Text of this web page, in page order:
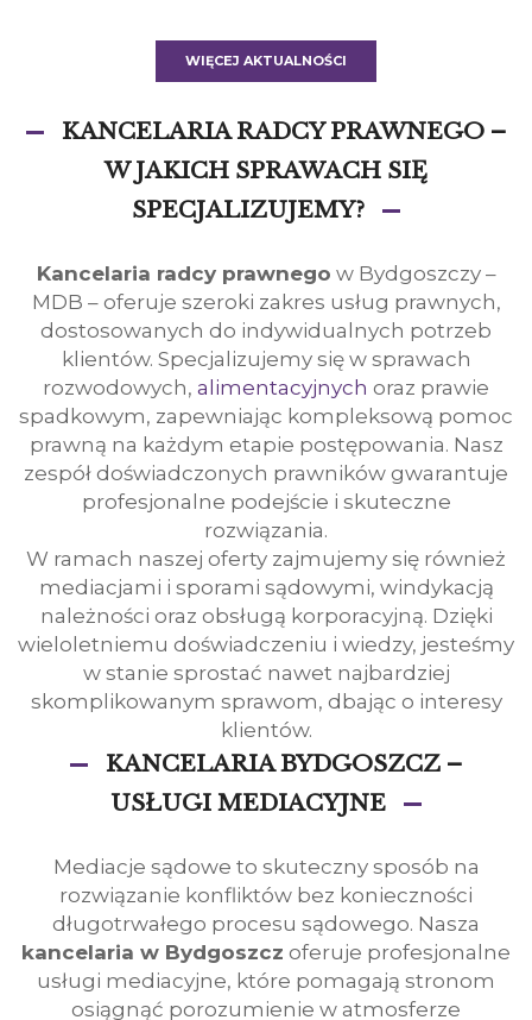
WIĘCEJ AKTUALNOŚCI
KANCELARIA RADCY PRAWNEGO –
W JAKICH SPRAWACH SIĘ
SPECJALIZUJEMY?
Kancelaria radcy prawnego w Bydgoszczy –
MDB – oferuje szeroki zakres usług prawnych,
dostosowanych do indywidualnych potrzeb
klientów. Specjalizujemy się w sprawach
rozwodowych, alimentacyjnych oraz prawie
spadkowym, zapewniając kompleksową pomoc
prawną na każdym etapie postępowania. Nasz
zespół doświadczonych prawników gwarantuje
profesjonalne podejście i skuteczne
rozwiązania.
W ramach naszej oferty zajmujemy się również
mediacjami i sporami sądowymi, windykacją
należności oraz obsługą korporacyjną. Dzięki
wieloletniemu doświadczeniu i wiedzy, jesteśmy
w stanie sprostać nawet najbardziej
skomplikowanym sprawom, dbając o interesy
klientów.
KANCELARIA BYDGOSZCZ –
USŁUGI MEDIACYJNE
Mediacje sądowe to skuteczny sposób na
rozwiązanie konfliktów bez konieczności
długotrwałego procesu sądowego. Nasza
kancelaria w Bydgoszcz oferuje profesjonalne
usługi mediacyjne, które pomagają stronom
osiągnąć porozumienie w atmosferze